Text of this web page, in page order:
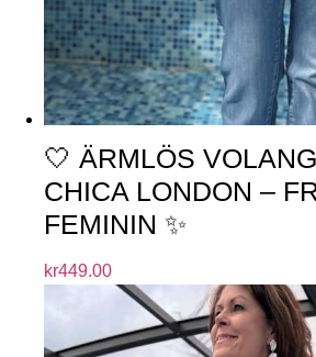
🤍 ÄRMLÖS
CHICA LONDON –
FEMININ ✨
kr449.00